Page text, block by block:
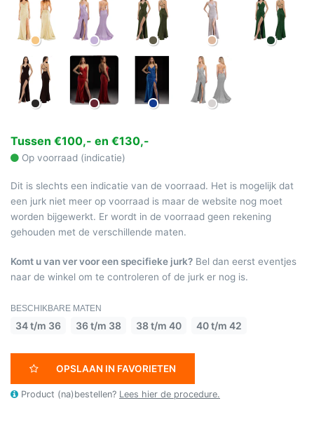
Tussen €100,- en €130,-
Op voorraad (indicatie)
Dit is slechts een indicatie van de voorraad. Het is mogelijk dat
een jurk niet meer op voorraad is maar de website nog moet
worden bijgewerkt. Er wordt in de voorraad geen rekening
gehouden met de verschillende maten.
Komt u van ver voor een specifieke jurk? Bel dan eerst eventjes
naar de winkel om te controleren of de jurk er nog is.
BESCHIKBARE MATEN
34 t/m 36 36 t/m 38 38 t/m 40 40 t/m 42
OPSLAAN IN FAVORIETEN
Product (na)bestellen? Lees hier de procedure.